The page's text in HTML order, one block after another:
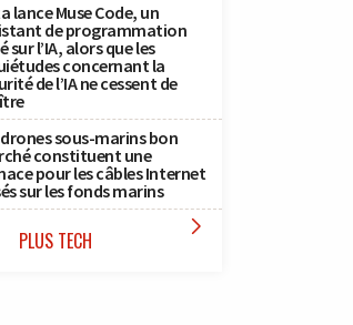
lance Muse Code, un
de programmation
sur l’IA, alors que les
concernant la
de l’IA ne cessent de
drones sous-marins bon
constituent une
pour les câbles Internet
sur les fonds marins
PLUS TECH 